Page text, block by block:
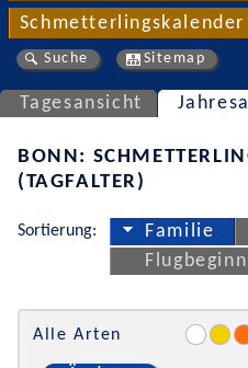
Schmetterlingskalender
Suche Sitemap
Tagesansicht
BONN:
(TAGFALTER)
Sortierung: Familie
Flugbeginn
Alle Arten